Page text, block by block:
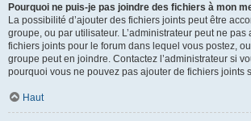
Pourquoi ne puis-je pas joindre des fichiers à mon
La possibilité d’ajouter des fichiers joints peut être
groupe, ou par utilisateur. L’administrateur peut ne pas
fichiers joints pour le forum dans lequel vous postez,
groupe peut en joindre. Contactez l’administrateur si
pourquoi vous ne pouvez pas ajouter de fichiers joints
Haut